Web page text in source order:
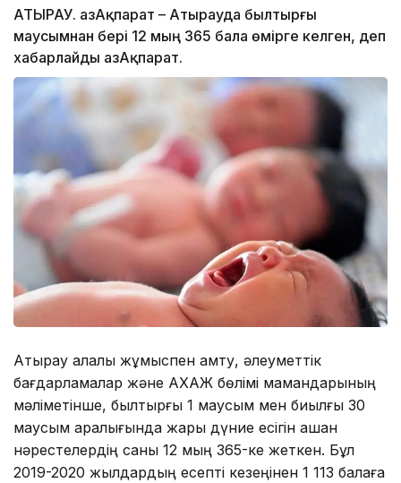
АТЫРАУ. ҚазАқпарат – Атырауда былтырғы
маусымнан бері 12 мың 365 бала өмірге келген, деп
хабарлайды ҚазАқпарат.
Атырау қалалық жұмыспен қамту, әлеуметтік
бағдарламалар және АХАЖ бөлімі мамандарының
мәліметінше, былтырғы 1 маусым мен биылғы 30
маусым аралығында жарық дүние есігін ашқан
нәрестелердің саны 12 мың 365-ке жеткен. Бұл
2019-2020 жылдардың есепті кезеңінен 1 113 балаға